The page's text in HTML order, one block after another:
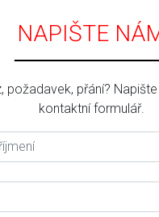
NAPIŠTE
požadavek, přání?
kontaktní formulář.